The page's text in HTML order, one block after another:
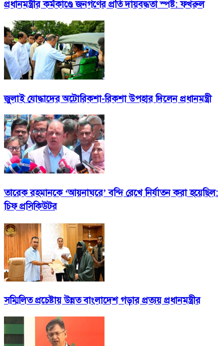
প্রধানমন্ত্রীর কর্মকাণ্ডে জনগণের প্রতি দায়বদ্ধতা স্পষ্ট: ফখরুল
জুলাই যোদ্ধাদের অটোরিকশা-রিকশা উপহার দিলেন প্রধানমন্ত্রী
তারেক রহমানকে ‘আয়নাঘরে’ বন্দি রেখে নির্যাতন করা হয়েছিল:
চিফ প্রসিকিউটর
সম্মিলিত প্রচেষ্টায় উন্নত বাংলাদেশ গড়ার প্রত্যয় প্রধানমন্ত্রীর